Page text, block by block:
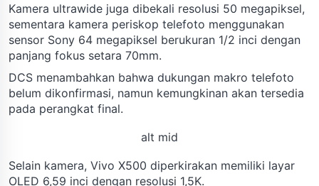
Kamera ultrawide juga dibekali resolusi 50 megapiksel,
sementara kamera periskop telefoto menggunakan
sensor Sony 64 megapiksel berukuran 1/2 inci dengan
panjang fokus setara 70mm.
DCS menambahkan bahwa dukungan makro telefoto
belum dikonfirmasi, namun kemungkinan akan tersedia
pada perangkat final.
alt mid
Selain kamera, Vivo X500 diperkirakan memiliki layar
OLED 6,59 inci dengan resolusi 1,5K.